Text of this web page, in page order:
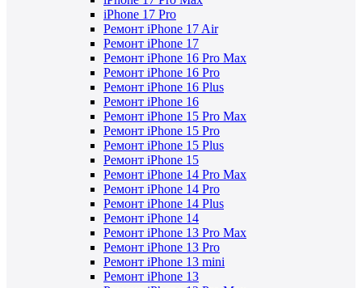
iPhone 17 Pro
Ремонт iPhone 17 Air
Ремонт iPhone 17
Ремонт iPhone 16 Pro Max
Ремонт iPhone 16 Pro
Ремонт iPhone 16 Plus
Ремонт iPhone 16
Ремонт iPhone 15 Pro Max
Ремонт iPhone 15 Pro
Ремонт iPhone 15 Plus
Ремонт iPhone 15
Ремонт iPhone 14 Pro Max
Ремонт iPhone 14 Pro
Ремонт iPhone 14 Plus
Ремонт iPhone 14
Ремонт iPhone 13 Pro Max
Ремонт iPhone 13 Pro
Ремонт iPhone 13 mini
Ремонт iPhone 13